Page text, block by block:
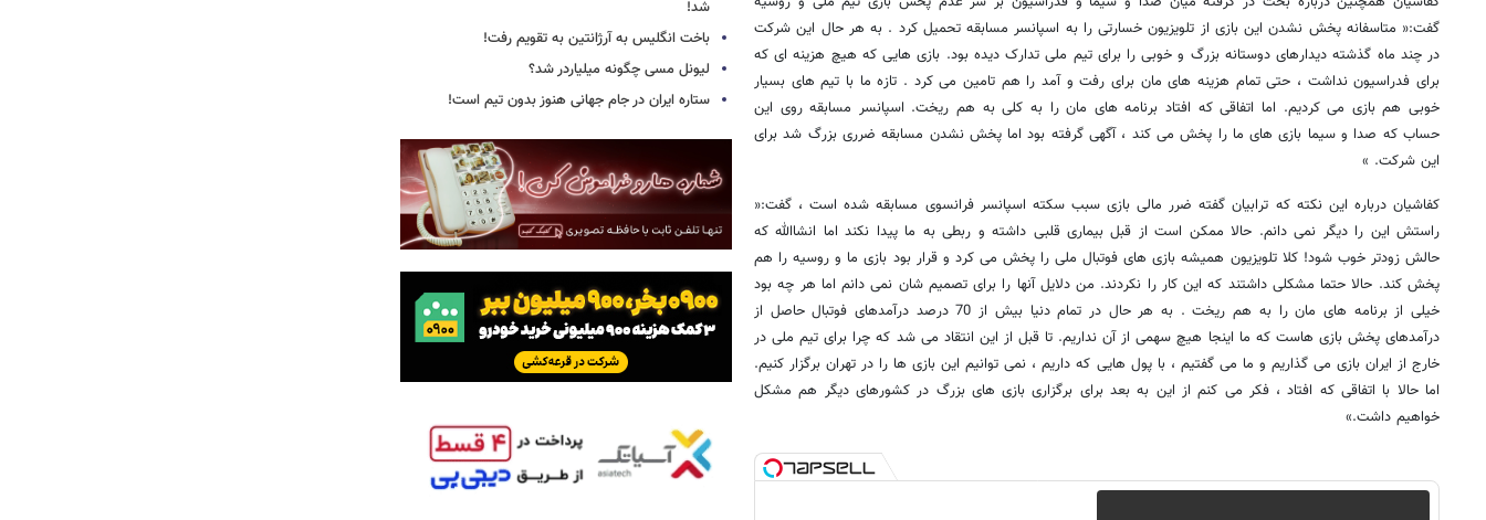
گفت:« متاسفانه پخش نشدن این بازی از تلویزیون خسارتی را به اسپانسر مسابقه تحمیل کرد . به هر حال این شرکت
در چند ماه گذشته دیدارهای دوستانه بزرگ و خوبی را برای تیم ملی تدارک دیده بود. بازی هایی که هیچ هزینه ای که
برای فدراسیون نداشت ، حتی تمام هزینه های مان برای رفت و آمد را هم تامین می کرد . تازه ما با تیم های بسیار
خوبی هم بازی می کردیم. اما اتفاقی که افتاد برنامه های مان را به کلی به هم ریخت. اسپانسر مسابقه روی این
حساب که صدا و سیما بازی های ما را پخش می کند ، آگهی گرفته بود اما پخش نشدن مسابقه ضرری بزرگ شد برای
این شرکت. »
کفاشیان درباره این نکته که ترابیان گفته ضرر مالی بازی سبب سکته اسپانسر فرانسوی مسابقه شده است ، گفت:«
راستش این را دیگر نمی دانم. حالا ممکن است از قبل بیماری قلبی داشته و ربطی به ما پیدا نکند اما انشاالله که
حالش زودتر خوب شود! کلا تلویزیون همیشه بازی های فوتبال ملی را پخش می کرد و قرار بود بازی ما و روسیه را هم
پخش کند. حالا حتما مشکلی داشتند که این کار را نکردند. من دلایل آنها را برای تصمیم شان نمی دانم اما هر چه بود
خیلی از برنامه های مان را به هم ریخت . به هر حال در تمام دنیا بیش از 70 درصد درآمدهای فوتبال حاصل از
درآمدهای پخش بازی هاست که ما اینجا هیچ سهمی از آن نداریم. تا قبل از این انتقاد می شد که چرا برای تیم ملی در
خارج از ایران بازی می گذاریم و ما می گفتیم ، با پول هایی که داریم ، نمی توانیم این بازی ها را در تهران برگزار کنیم.
اما حالا با اتفاقی که افتاد ، فکر می کنم از این به بعد برای برگزاری بازی های بزرگ در کشورهای دیگر هم مشکل
خواهیم داشت.»
شد!
باخت انگلیس به آرژانتین به تقویم رفت!
لیونل مسی چگونه میلیاردر شد؟
ستاره ایران در جام جهانی هنوز بدون تیم است!